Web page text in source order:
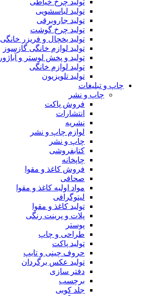
تولید چرخ خیاطی
تولید لباسشویی
تولید جاروبرقی
تولید چرخ گوشت
تولید یخچال و فریزر خانگی
تولید لوازم خانگی گازسوز
تولید و پخش لوستر و آباژور
تولید لوازم خانگی
تولید تلویزیون
چاپ و تبلیغات
چاپ و نشر
فروش پاکت
انتشارات
نشریه
لوازم چاپ و نشر
چاپ و نشر
کتابفروشی
چاپخانه
فروش کاغذ و مقوا
صحافی
مواد اولیه کاغذ و مقوا
لیتوگرافی
تولید کاغذ و مقوا
پلات و پرینت رنگی
پوستر
طراحی و چاپ
تولید پاکت
حروف چینی و تایپ
تولید عکس برگردان
دفتر سازی
برچسب
جلد کوبی